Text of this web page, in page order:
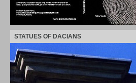
STATUES OF DACIANS